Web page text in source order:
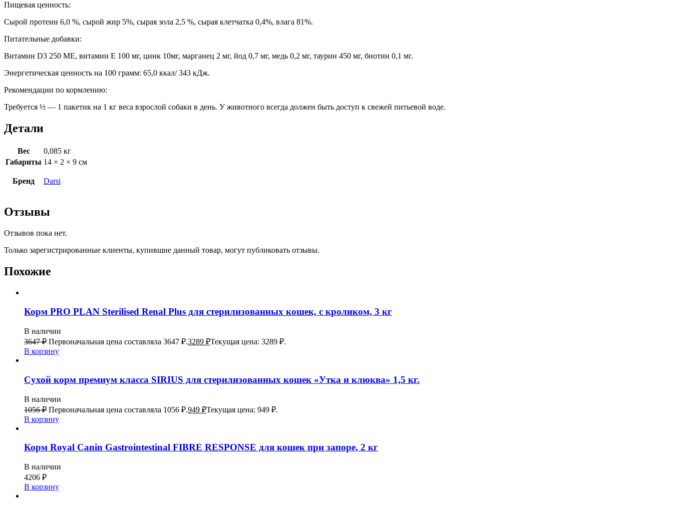
Пищевая ценность:
Сырой протеин 6,0 %, сырой жир 5%, сырая зола 2,5 %, сырая клетчатка 0,4%, влага 81%.
Питательные добавки:
Витамин D3 250 МЕ, витамин Е 100 мг, цинк 10мг, марганец 2 мг, йод 0,7 мг, медь 0,2 мг, таурин 450 мг, биотин 0,1 мг.
Энергетическая ценность на 100 грамм: 65,0 ккал/ 343 кДж.
Рекомендации по кормлению:
Требуется ½ — 1 пакетик на 1 кг веса взрослой собаки в день. У животного всегда должен быть доступ к свежей питьевой воде.
Детали
Вес
0,085 кг
Габариты 14 × 2 × 9 см
Бренд Darsi
Отзывы
Отзывов пока нет.
Только зарегистрированные клиенты, купившие данный товар, могут публиковать отзывы.
Похожие
Корм PRO PLAN Sterilised Renal Plus для стерилизованных кошек, с кроликом, 3 кг
В наличии
3647₽ Первоначальная цена составляла 3647 ₽.3289 ₽Текущая цена: 3289 ₽.
В корзину
Сухой корм премиум класса SIRIUS для стерилизованных кошек «Утка и клюква» 1,5 кг.
В наличии
1056₽ Первоначальная цена составляла 1056 ₽.949 ₽Текущая цена: 949 ₽.
В корзину
Корм Royal Canin Gastrointestinal FIBRE RESPONSE для кошек при запоре, 2 кг
В наличии
4206 ₽
В корзину